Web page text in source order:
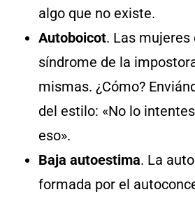
algo que no existe.
Autoboicot. Las mujeres
síndrome de la
mismas. ¿Cómo?
del estilo: «No lo
eso».
Baja autoestima. La
formada por el